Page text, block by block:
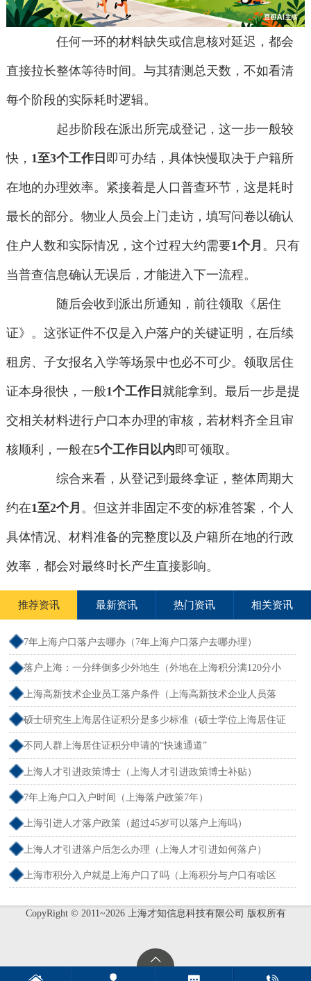
任何一环的材料缺失或信息核对延迟，都会
直接拉长整体等待时间。与其猜测总天数，不如看清
每个阶段的实际耗时逻辑。
起步阶段在派出所完成登记，这一步一般较
快， 1至3个工作日 即可办结，具体快慢取决于户籍所
在地的办理效率。紧接着是人口普查环节，这是耗时
最长的部分。物业人员会上门走访，填写问卷以确认
住户人数和实际情况，这个过程大约需要1个月 。只有
当普查信息确认无误后，才能进入下一流程。
随后会收到派出所通知，前往领取《居住
证》。这张证件不仅是入户落户的关键证明，在后续
租房、子女报名入学等场景中也必不可少。领取居住
证本身很快，一般1个工作日 就能拿到。最后一步是提
交相关材料进行户口本办理的审核，若材料齐全且审
核顺利，一般在5个工作日以内即可领取。
综合来看，从登记到最终拿证，整体周期大
约在1至2个月 。但这并非固定不变的标准答案，个人
具体情况、材料准备的完整度以及户籍所在地的行政
效率，都会对最终时长产生直接影响。
推荐资讯 最新资讯 热门资讯 相关资讯
7年上海户口落户去哪办（7年上海户口落户去哪办理）
落户上海：一分绊倒多少外地生（外地在上海积分满120分小
孩可以考上海大学吗）
上海高新技术企业员工落户条件（上海高新技术企业人员落
户）
硕士研究生上海居住证积分是多少标准（硕士学位上海居住证
积分）
不同人群上海居住证积分申请的“快速通道”
上海人才引进政策博士（上海人才引进政策博士补贴）
7年上海户口入户时间（上海落户政策7年）
上海引进人才落户政策（超过45岁可以落户上海吗）
上海人才引进落户后怎么办理（上海人才引进如何落户）
上海市积分入户就是上海户口了吗（上海积分与户口有啥区
CopyRight © 2011~2026 上海才知信息科技有限公司 版权所有